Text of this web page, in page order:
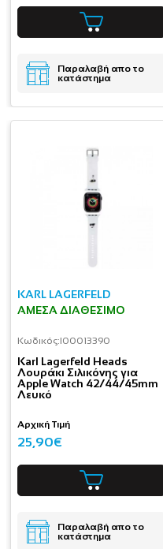
Παραλαβή απο το
κατάστημα
KARL LAGERFELD
ΆΜΕΣΑ ΔΙΑΘΈΣΙΜΟ
Κωδικός:I00013390
Karl Lagerfeld Heads
Λουράκι Σιλικόνης για
Apple Watch 42/44/45mm
Λευκό
Αρχική Τιμή
25,90€
Παραλαβή απο το
κατάστημα